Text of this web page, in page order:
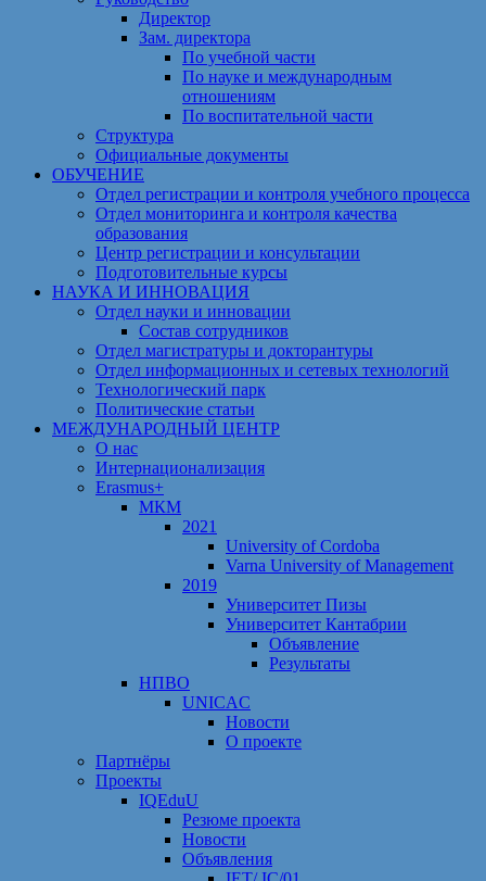
Директор
Зам. директора
По учебной части
По науке и международным
отношениям
По воспитательной части
Структура
Официальные документы
ОБУЧЕНИЕ
Отдел регистрации и контроля учебного процесса
Отдел мониторинга и контроля качества
образования
Центр регистрации и консультации
Подготовительные курсы
НАУКА И ИННОВАЦИЯ
Отдел науки и инновации
Состав сотрудников
Отдел магистратуры и докторантуры
Отдел информационных и сетевых технологий
Технологический парк
Политические статьи
МЕЖДУНАРОДНЫЙ ЦЕНТР
О нас
Интернационализация
Erasmus+
МКМ
2021
University of Cordoba
Varna University of Management
2019
Университет Пизы
Университет Кантабрии
Объявление
Результаты
НПВО
UNICAC
Новости
О проекте
Партнёры
Проекты
IQEduU
Резюме проекта
Новости
Объявления